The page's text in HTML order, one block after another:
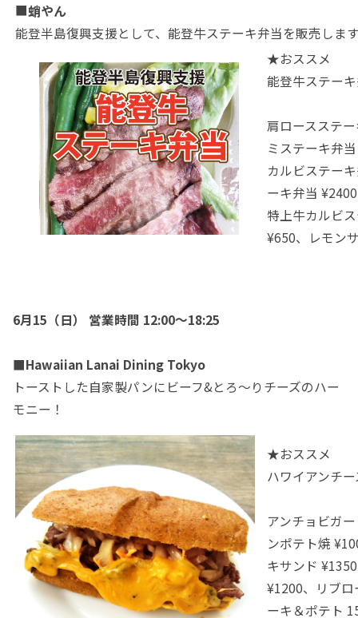
■蛸やん
能登半島復興支援として、能登牛ステーキ弁当を販売しま
★おススメ
能登牛ステー
肩ロースステ
ミステーキ弁
カルビステー
ーキ弁当
特上牛カルビ
¥650、レモン
6月15（日） 営業時間 12:00～18:25
■Hawaiian Lanai Dining Tokyo
トーストした自家製パンにビーフ&とろ〜りチーズのハー
モニー！
★おススメ
ハワイアンチ
アンチョビガ
ンポテト焼
キサンド
¥1200、リブ
ーキ＆ポテト